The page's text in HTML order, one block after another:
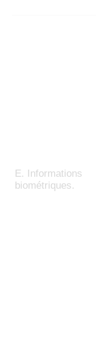
E. Informations
biométriques.